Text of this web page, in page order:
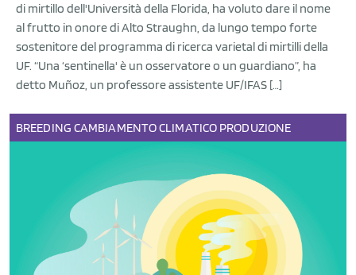
di mirtillo dell'Università della Florida, ha voluto dare il nome
al frutto in onore di Alto Straughn, da lungo tempo forte
sostenitore del programma di ricerca varietal di mirtilli della
UF. “Una ‘sentinella' è un osservatore o un guardiano”, ha
detto Muñoz, un professore assistente UF/IFAS […]
BREEDING CAMBIAMENTO CLIMATICO PRODUZIONE